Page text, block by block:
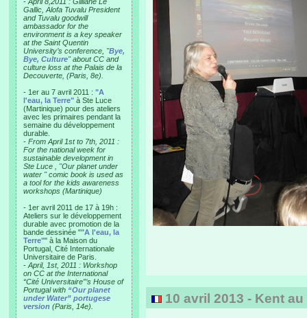
Gallic, Alofa Tuvalu President
and Tuvalu goodwill
ambassador for the
environment is a key speaker
at the Saint Quentin
University’s conference, "Bye,
Bye, Culture" about CC and
culture loss at the Palais de la
Decouverte, (Paris, 8e).
- 1er au 7 avril 2011 : "A
l'eau, la Terre" à Ste Luce
(Martinique) pour des ateliers
avec les primaires pendant la
semaine du développement
durable.
- From April 1st to 7th, 2011 :
For the national week for
sustainable development in
Ste Luce , "Our planet under
water " comic book is used as
a tool for the kids awareness
workshops (Martinique)
- 1er avril 2011 de 17 à 19h :
Ateliers sur le développement
durable avec promotion de la
bande dessinée ""A l'eau, la
Terre"" à la Maison du
Portugal, Cité Internationale
Universitaire de Paris.
- April, 1st, 2011 : Workshop
on CC at the International
“Cité Universitaire”’s House of
Portugal with “Our planet
under Water” portugese
version (Paris, 14e).
10 avril 2013 - Kent